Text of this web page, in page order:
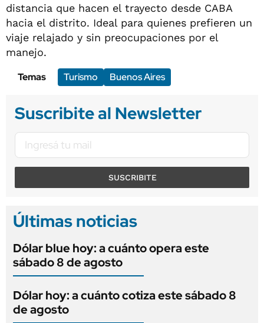
distancia que hacen el trayecto desde CABA
hacia el distrito. Ideal para quienes prefieren un
viaje relajado y sin preocupaciones por el
manejo.
Temas
Turismo Buenos Aires
Suscribite al Newsletter
SUSCRIBITE
Últimas noticias
Dólar blue hoy: a cuánto opera este
sábado 8 de agosto
Dólar hoy: a cuánto cotiza este sábado 8
de agosto